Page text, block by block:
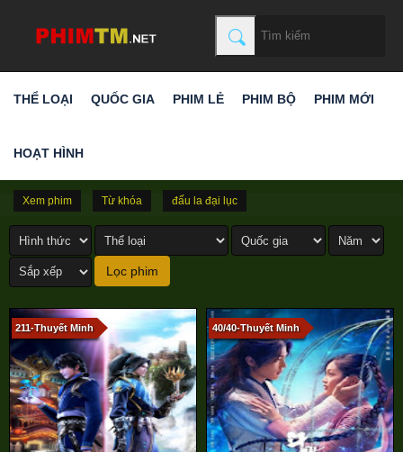
THỂ LOẠI QUỐC GIA PHIM LẺ PHIM BỘ PHIM MỚI
HOẠT HÌNH
Xem phim Từ khóa đấu la đại lục
211-Thuyết Minh 40/40-Thuyết Minh